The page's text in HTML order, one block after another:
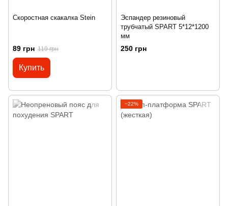
Скоростная скакалка Stein
89 грн 119 грн
Купить
Эспандер резиновый
трубчатый SPART 5*12*1200
мм
250 грн
−22%